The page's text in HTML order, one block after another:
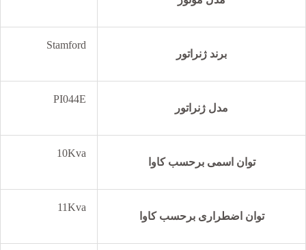
برند ژنراتور
Stamford
مدل ژنراتور
PI044E
توان اسمی برحسب کاوا
10Kva
توان اضطراری برحسب کاوا
11Kva